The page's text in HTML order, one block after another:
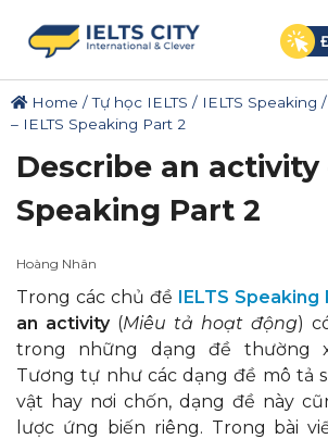
Home /Tự học IELTS / IELTS Speaking /
– IELTS Speaking Part 2
Describe an activity
Speaking Part 2
Hoàng Nhân
Trong các chủ đề IELTS Speaking
an activity(Miêu tả hoạt động)
trong những dạng đề thường
Tương tự như các dạng đề mô tả
vật hay nơi chốn, dạng đề này
lược ứng biến riêng. Trong bài